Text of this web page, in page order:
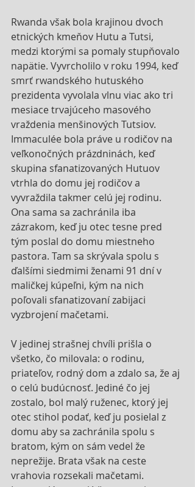
Rwanda však bola krajinou dvoch
etnických kmeňov Hutu a Tutsi,
medzi ktorými sa pomaly stupňovalo
napätie. Vyvrcholilo v roku 1994, keď
smrť rwandského hutuského
prezidenta vyvolala vlnu viac ako tri
mesiace trvajúceho masového
vraždenia menšinových Tutsiov.
Immaculée bola práve u rodičov na
veľkonočných prázdninách, keď
skupina sfanatizovaných Hutuov
vtrhla do domu jej rodičov a
vyvraždila takmer celú jej rodinu.
Ona sama sa zachránila iba
zázrakom, keď ju otec tesne pred
tým poslal do domu miestneho
pastora. Tam sa skrývala spolu s
ďalšími siedmimi ženami 91 dní v
maličkej kúpeľni, kým na nich
poľovali sfanatizovaní zabijaci
vyzbrojení mačetami.
V jedinej strašnej chvíli prišla o
všetko, čo milovala: o rodinu,
priateľov, rodný dom a zdalo sa, že aj
o celú budúcnosť. Jediné čo jej
zostalo, bol malý ruženec, ktorý jej
otec stihol podať, keď ju posielal z
domu aby sa zachránila spolu s
bratom, kým on sám vedel že
neprežije. Brata však na ceste
vrahovia rozsekali mačetami.